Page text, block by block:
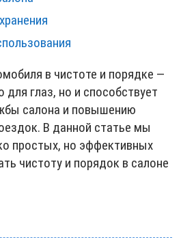
в чистоте и порядке —
для глаз, но и способствует
салона и повышению
В данной статье мы
простых, но эффективных
чистоту и порядок в салоне